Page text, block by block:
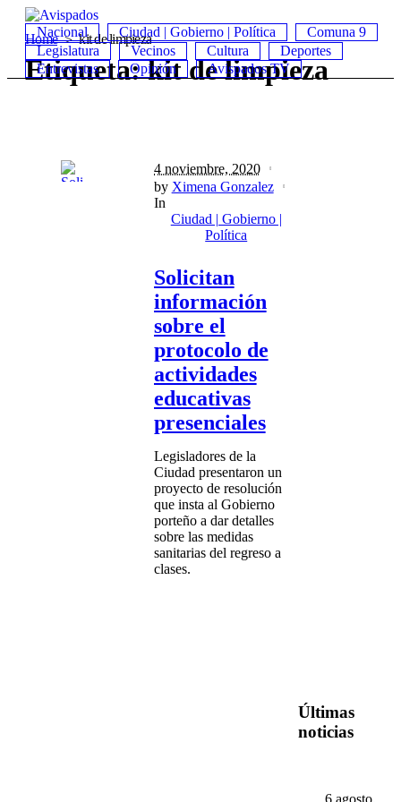
Nacional Ciudad | Gobierno | Política
Comuna 9
Legislatura
Vecinos Cultura
Deportes
Entrevistas
Opinión Avispados TV
Home kit de limpieza
Etiqueta:kit de limpieza
4 noviembre, 2020
by Ximena Gonzalez
In
Ciudad | Gobierno |
Política
Solicitan
información
sobre el
protocolo de
actividades
educativas
presenciales
Legisladores de la
Ciudad presentaron un
proyecto de resolución
que insta al Gobierno
porteño a dar detalles
sobre las medidas
sanitarias del regreso a
clases.
Últimas
noticias
6 agosto,